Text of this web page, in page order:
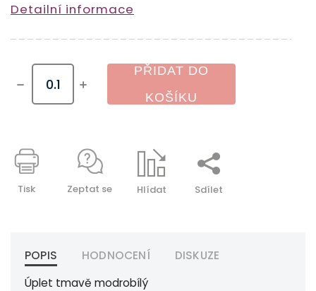
PŘIDAT DO
KOŠÍKU
Detailní informace
Tisk Zeptat se Hlídat Sdílet
POPIS HODNOCENÍ
DISKUZE
Úplet tmavě modrobílý